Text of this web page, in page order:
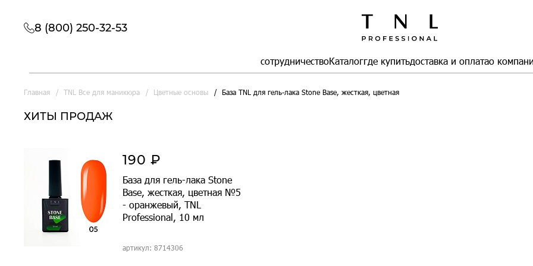
8 (800) 250-32-53
сотрудничествоКаталоггде купитьдоставка и оплатао
Главная TNL Все для маникюра Цветные основы База TNL для гель-лака Stone Base, жесткая, цветная
ХИТЫ ПРОДАЖ
190 ₽
База для гель-лака Stone
Base, жесткая, цветная №5
- оранжевый, TNL
Professional, 10 мл
артикул: 8714306